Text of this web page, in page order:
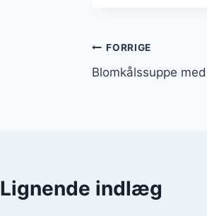
FORRIGE
Blomkålssuppe
Lignende indlæg